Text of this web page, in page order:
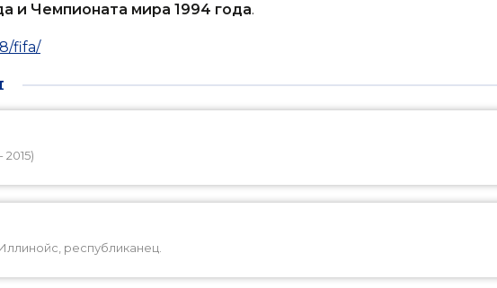
и Чемпионата мира 1994 года.
fifa/
республиканец.